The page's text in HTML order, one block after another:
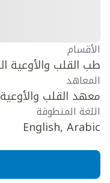
الأقسام
طب القلب والأوعية
المعاهد
معهد القلب
اللغة المنطوقة
English, Arabic